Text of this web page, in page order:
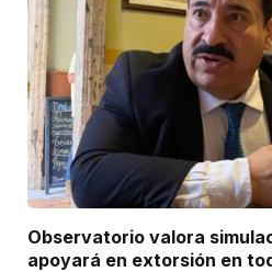
Observatorio valora
apoyará en extorsión en